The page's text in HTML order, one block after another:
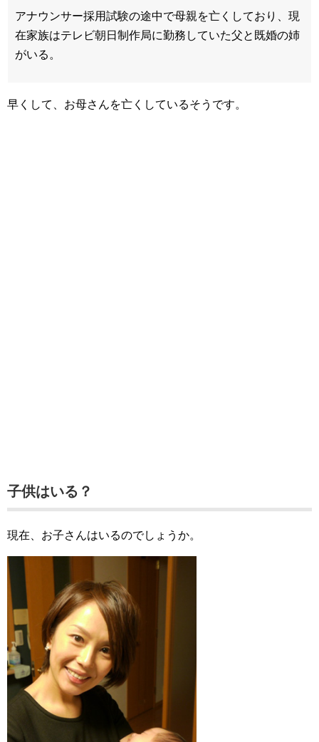
アナウンサー採用試験の途中で母親を亡くしており、現
在家族はテレビ朝日制作局に勤務していた父と既婚の姉
がいる。
早くして、お母さんを亡くしているそうです。
子供はいる？
現在、お子さんはいるのでしょうか。